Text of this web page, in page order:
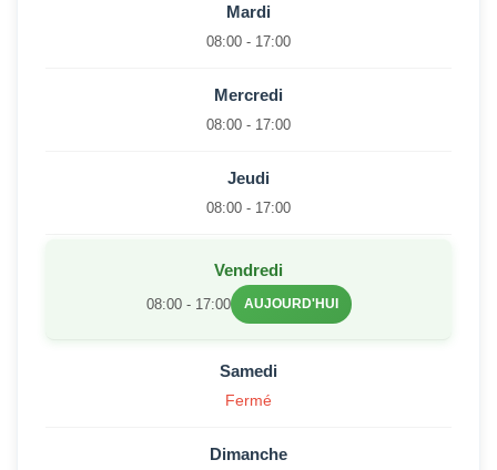
Mardi
08:00 - 17:00
Mercredi
08:00 - 17:00
Jeudi
08:00 - 17:00
Vendredi
08:00 - 17:00 AUJOURD'HUI
Samedi
Fermé
Dimanche